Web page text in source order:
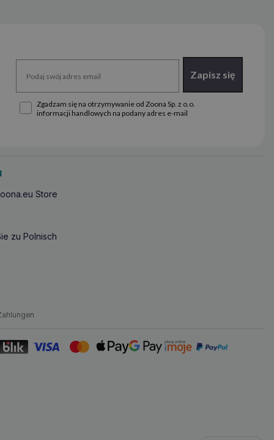
Zapisz się
Zgadzam się na otrzymywanie od Zoona Sp. z o.o.
informacji handlowych na podany adres e-mail
Store
zu Polnisch